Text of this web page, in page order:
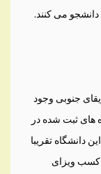
جنوبی وجود
های ثبت شده در
این دانشگاه تقریبا
کسب ویزای